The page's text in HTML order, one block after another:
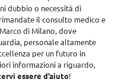
dubbio o necessità di
il consulto medico e
di Milano, dove
personale altamente
per un futuro in
informazioni a riguardo,
essere d’aiuto!